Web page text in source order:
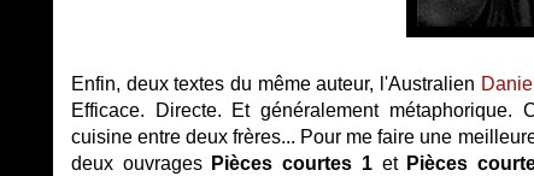
Enfin, deux textes du même auteur, l'Australien
Efficace. Directe. Et généralement métaphorique.
cuisine entre deux frères... Pour me faire une
deux ouvragesPièces courtes 1et Pièces